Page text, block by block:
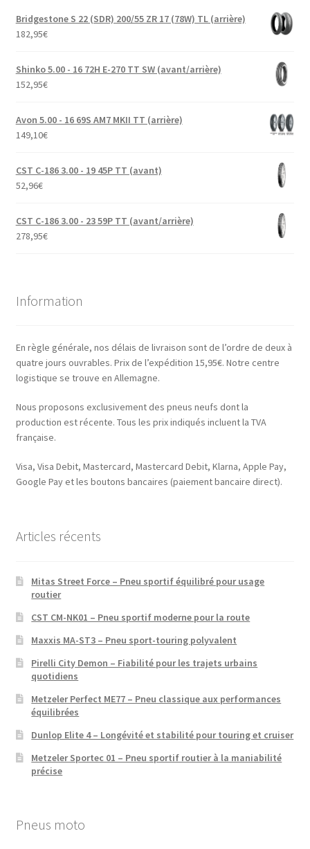
Bridgestone S 22 (SDR) 200/55 ZR 17 (78W) TL (arrière)
182,95€
Shinko 5.00 - 16 72H E-270 TT SW (avant/arrière)
152,95€
Avon 5.00 - 16 69S AM7 MKII TT (arrière)
149,10€
CST C-186 3.00 - 19 45P TT (avant)
52,96€
CST C-186 3.00 - 23 59P TT (avant/arrière)
278,95€
Information
En règle générale, nos délais de livraison sont de l’ordre de deux à
quatre jours ouvrables. Prix de l’expédition 15,95€. Notre centre
logistique se trouve en Allemagne.
Nous proposons exclusivement des pneus neufs dont la
production est récente. Tous les prix indiqués incluent la TVA
française.
Visa, Visa Debit, Mastercard, Mastercard Debit, Klarna, Apple Pay,
Google Pay et les boutons bancaires (paiement bancaire direct).
Articles récents
Mitas Street Force – Pneu sportif équilibré pour usage
routier
CST CM-NK01 – Pneu sportif moderne pour la route
Maxxis MA-ST3 – Pneu sport-touring polyvalent
Pirelli City Demon – Fiabilité pour les trajets urbains
quotidiens
Metzeler Perfect ME77 – Pneu classique aux performances
équilibrées
Dunlop Elite 4 – Longévité et stabilité pour touring et cruiser
Metzeler Sportec 01 – Pneu sportif routier à la maniabilité
précise
Pneus moto